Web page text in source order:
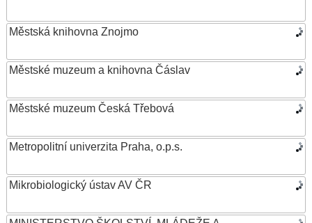
Městská knihovna Znojmo
Městské muzeum a knihovna Čáslav
Městské muzeum Česká Třebová
Metropolitní univerzita Praha, o.p.s.
Mikrobiologický ústav AV ČR